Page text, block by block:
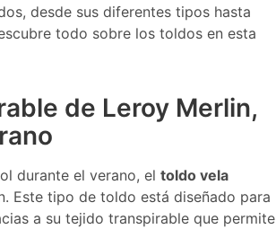
desde sus diferentes tipos hasta
todo sobre los toldos en esta
de Leroy Merlin,
durante el verano, el toldo vela
Este tipo de toldo está diseñado para
a su tejido transpirable que permite